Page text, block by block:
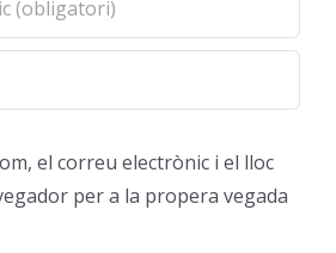
el correu electrònic i el lloc
per a la propera vegada